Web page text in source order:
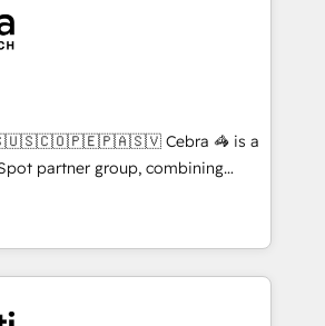
we combine human insight
to drive sustainable
team designs solutions
boost performance, and
🌍 Highlights •
since 2012 • 2022 EMEA Impact
in 30+ industries • Proprietary
• Multilingual team:
Cebra 🦓 is a
partner group, combining
and media expertise across
Southern Europe, with teams
Born in Chile, we combine local
reach to help businesses